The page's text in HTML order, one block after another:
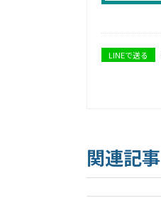
LINEで送る
関連記事